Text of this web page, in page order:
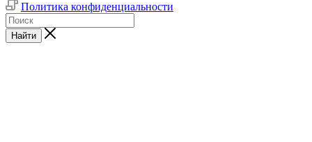
Политика конфиденциальности
Найти